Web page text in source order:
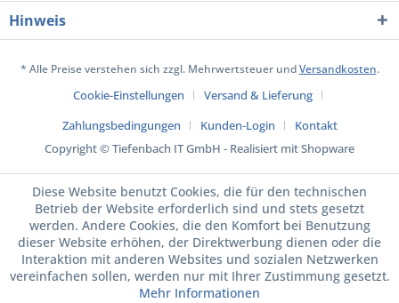
Hinweis
* Alle Preise verstehen sich zzgl. Mehrwertsteuer undVersandkosten.
Cookie-Einstellungen
Versand & Lieferung
Zahlungsbedingungen
Kunden-Login
Kontakt
Copyright © Tiefenbach IT GmbH - Realisiert mit Shopware
Diese Website benutzt Cookies, die für den technischen
Betrieb der Website erforderlich sind und stets gesetzt
werden. Andere Cookies, die den Komfort bei Benutzung
dieser Website erhöhen, der Direktwerbung dienen oder die
Interaktion mit anderen Websites und sozialen Netzwerken
vereinfachen sollen, werden nur mit Ihrer Zustimmung gesetzt.
Mehr Informationen